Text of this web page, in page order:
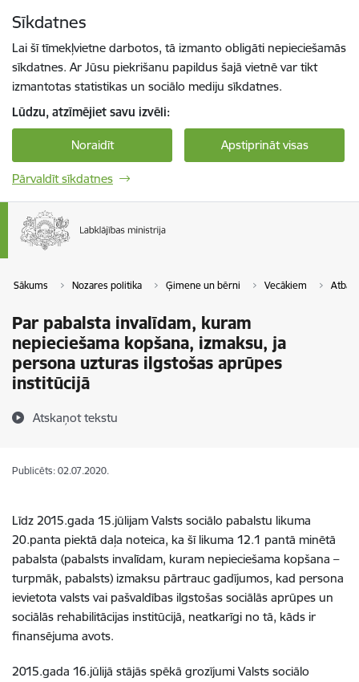
Sīkdatnes
Lai šī tīmekļvietne darbotos, tā izmanto obligāti nepieciešamās
sīkdatnes. Ar Jūsu piekrišanu papildus šajā vietnē var tikt
izmantotas statistikas un sociālo mediju sīkdatnes.
Lūdzu, atzīmējiet savu izvēli:
Noraidīt Apstiprināt visas
Pārvaldīt sīkdatnes
Sākums Nozares politika Ģimene un bērni Vecākiem
Par pabalsta invalīdam, kuram
nepieciešama kopšana, izmaksu, ja
persona uzturas ilgstošas aprūpes
institūcijā
Atskaņot tekstu
Publicēts: 02.07.2020.
Līdz 2015.gada 15.jūlijam Valsts sociālo pabalstu likuma
20.panta piektā daļa noteica, ka šī likuma 12.1 pantā minētā
pabalsta (pabalsts invalīdam, kuram nepieciešama kopšana –
turpmāk, pabalsts) izmaksu pārtrauc gadījumos, kad persona
ievietota valsts vai pašvaldības ilgstošas sociālās aprūpes un
sociālās rehabilitācijas institūcijā, neatkarīgi no tā, kāds ir
finansējuma avots.
2015.gada 16.jūlijā stājās spēkā grozījumi Valsts sociālo